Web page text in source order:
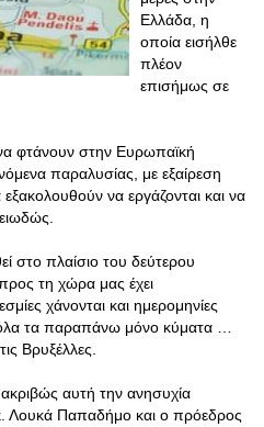
Ελλάδα, η
οποία εισήλθε
πλέον
επισήμως σε
φτάνουν στην Ευρωπαϊκή
παραλυσίας, με εξαίρεση
να εργάζονται και να
στο πλαίσιο του δεύτερου
τη χώρα μας έχει
χάνονται και ημερομηνίες
τα παραπάνω μόνο κύματα …
Βρυξέλλες.
αυτή την ανησυχία
Λουκά Παπαδήμο και ο πρόεδρος